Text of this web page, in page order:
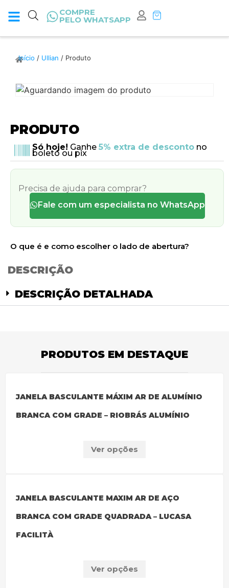
COMPRE
PELO WHATSAPP
Início / Ullian / Produto
PRODUTO
Só hoje! Ganhe 5% extra de descontono
boleto ou pix
Precisa de ajuda para comprar?
Fale com um especialista no WhatsApp
O que é e como escolher o lado de abertura?
DESCRIÇÃO
DESCRIÇÃO DETALHADA
PRODUTOS EM DESTAQUE
JANELA BASCULANTE MÁXIM AR DE ALUMÍNIO
BRANCA COM GRADE – RIOBRÁS ALUMÍNIO
Ver opções
JANELA BASCULANTE MAXIM AR DE AÇO
BRANCA COM GRADE QUADRADA – LUCASA
FACILITÀ
Ver opções